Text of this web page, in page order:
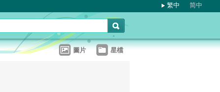
繁中 简中
圖片 星檔